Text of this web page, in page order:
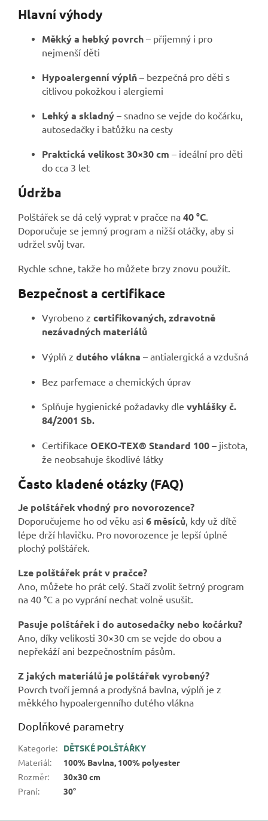
Hlavní výhody
Měkký a hebký povrch – příjemný i pro
nejmenší děti
Hypoalergenní výplň – bezpečná pro děti s
citlivou pokožkou i alergiemi
Lehký a skladný – snadno se vejde do kočárku,
autosedačky i batůžku na cesty
Praktická velikost 30×30 cm – ideální pro děti
do cca 3 let
Údržba
Polštářek se dá celý vyprat v pračce na 40 °C
Doporučuje se jemný program a nižší otáčky, aby si
udržel svůj tvar.
Rychle schne, takže ho můžete brzy znovu použít.
Bezpečnost a certifikace
Vyrobeno z certifikovaných, zdravotně
nezávadných materiálů
Výplň z dutého vlákna – antialergická a vzdušná
Bez parfemace a chemických úprav
Splňuje hygienické požadavky dle vyhlášky č.
84/2001 Sb.
Certifikace OEKO-TEX® Standard 100 – jistota,
že neobsahuje škodlivé látky
Často kladené otázky (FAQ)
Je polštářek vhodný pro novorozence?
Doporučujeme ho od věku asi 6 měsíců, kdy už dítě
lépe drží hlavičku. Pro novorozence je lepší úplně
plochý polštářek.
Lze polštářek prát v pračce?
Ano, můžete ho prát celý. Stačí zvolit šetrný program
na 40 °C a po vyprání nechat volně usušit.
Pasuje polštářek i do autosedačky nebo kočárku?
Ano, díky velikosti 30×30 cm se vejde do obou a
nepřekáží ani bezpečnostním pásům.
Z jakých materiálů je polštářek vyrobený?
Povrch tvoří jemná a prodyšná bavlna, výplň je z
měkkého hypoalergenního dutého vlákna
Doplňkové parametry
Kategorie:
DĚTSKÉ POLŠTÁŘKY
Materiál:
100% Bavlna, 100% polyester
Rozměr:
30x30 cm
Praní: 30°